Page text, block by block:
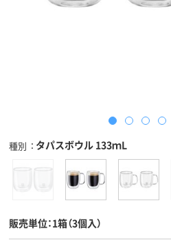
種別 タパスボウル 133ｍL
販売単位：1箱（3個入）